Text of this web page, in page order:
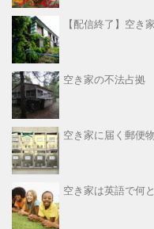
【配信終了】空
空き家の不法占拠
空き家に届く郵便
空き家は英語で何